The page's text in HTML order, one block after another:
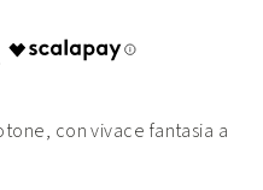
con vivace fantasia a